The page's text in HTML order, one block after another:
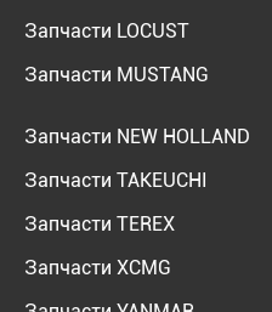
Запчасти LOCUST
Запчасти MUSTANG
Запчасти NEW HOLLAND
Запчасти TAKEUCHI
Запчасти TEREX
Запчасти XCMG